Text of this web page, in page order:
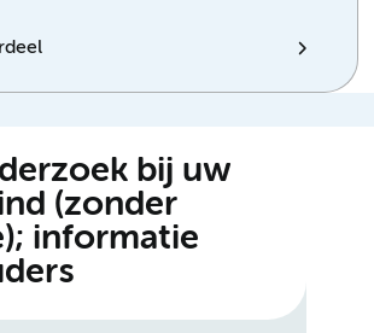
bij uw
(zonder
informatie